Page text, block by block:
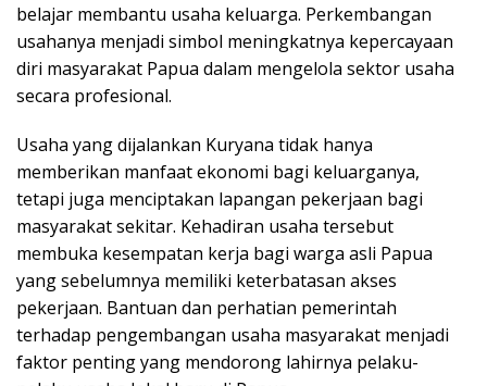
belajar membantu usaha keluarga. Perkembangan
usahanya menjadi simbol meningkatnya kepercayaan
diri masyarakat Papua dalam mengelola sektor usaha
secara profesional.
Usaha yang dijalankan Kuryana tidak hanya
memberikan manfaat ekonomi bagi keluarganya,
tetapi juga menciptakan lapangan pekerjaan bagi
masyarakat sekitar. Kehadiran usaha tersebut
membuka kesempatan kerja bagi warga asli Papua
yang sebelumnya memiliki keterbatasan akses
pekerjaan. Bantuan dan perhatian pemerintah
terhadap pengembangan usaha masyarakat menjadi
faktor penting yang mendorong lahirnya pelaku-